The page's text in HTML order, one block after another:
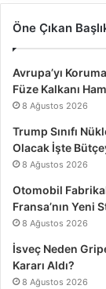
Öne Çıkan
Avrupa’yı
Füze Kalkanı
8 Ağustos 2026
Trump Sınıfı
Olacak İşte
8 Ağustos 2026
Otomobil
Fransa’nın Yeni
8 Ağustos 2026
İsveç Neden
Kararı Aldı?
8 Ağustos 2026